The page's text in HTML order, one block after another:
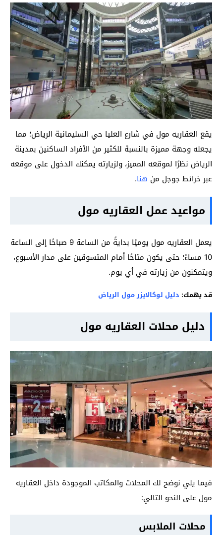
يقع العقاريه مول في شارع العليا حي السليمانية الرياض؛ مما
يجعله وجهة مميزة بالنسبة للكثير من الأفراد الساكنين بمدينة
الرياض نظرًا لموقعه المميز، ولزيارته يمكنك الدخول على موقعه
عبر خرائط جوجل من هنا.
مواعيد عمل العقاريه مول
يعمل العقاريه مول يوميًا بدايةً من الساعة 9 صباحًا إلى الساعة
10 مساءً؛ حتى يكون متاحًا أمام المتسوقين على مدار الأسبوع،
ويتمكنون من زيارته في أي يوم.
قد يهمك: دليل لوكالايزر مول الرياض
دليل محلات العقاريه مول
فيما يلي نوضح لك المحلات والمكاتب الموجودة داخل العقاريه
مول على النحو التالي:
محلات الملابس